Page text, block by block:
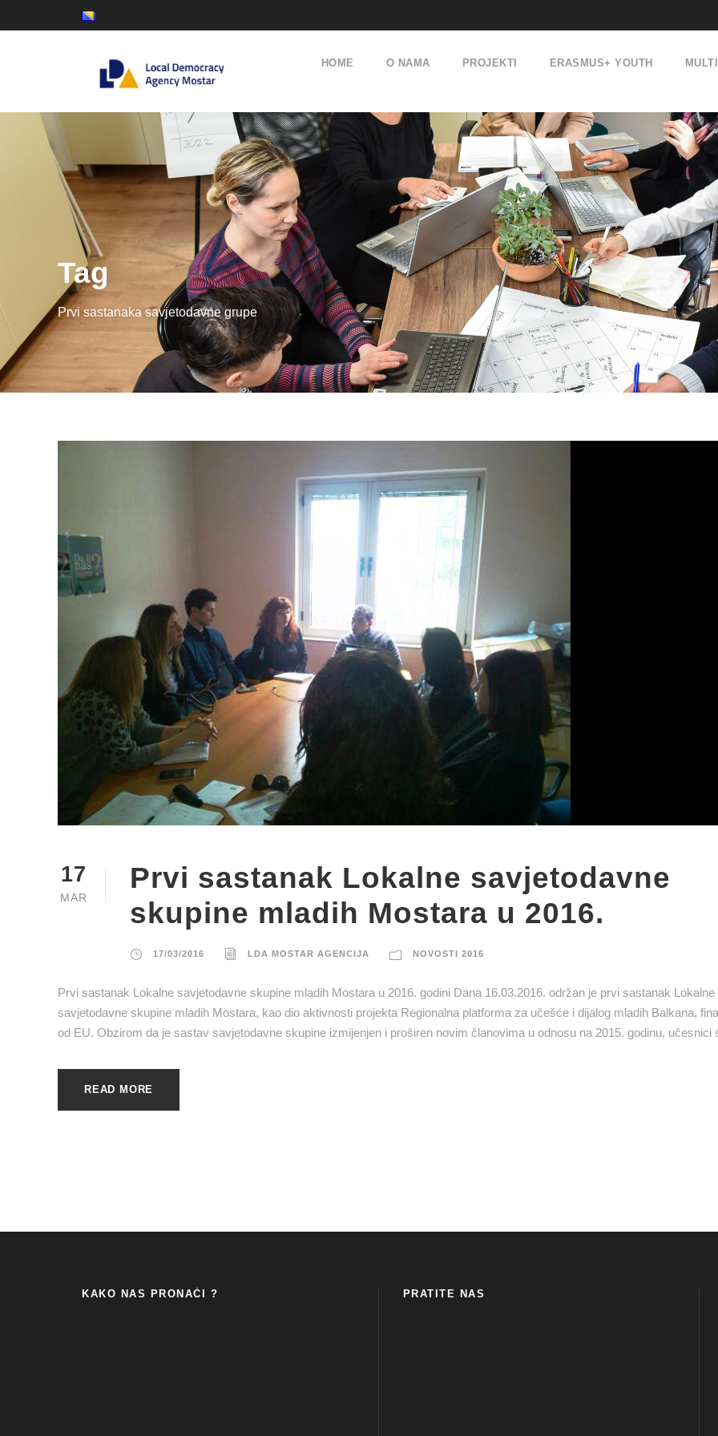
HOME O NAMA PROJEKTI ERASMUS+ YOUTH
Tag
Prvi sastanaka savjetodavne grupe
17
MAR
Prvi sastanak Lokalne savjetodavne
skupine mladih Mostara u 2016.
17/03/2016 LDA MOSTAR AGENCIJA NOVOSTI 2016
Prvi sastanak Lokalne savjetodavne skupine mladih Mostara u 2016. godini Dana 16.03.2016. održan je prvi sastanak Lokalne
savjetodavne skupine mladih Mostara, kao dio aktivnosti projekta Regionalna platforma za učešće i dijalog mladih Balkana,
od EU. Obzirom da je sastav savjetodavne skupine izmijenjen i proširen novim članovima u odnosu na 2015. godinu, učesnici
READ MORE
KAKO NAS PRONAĆI ? PRATITE NAS